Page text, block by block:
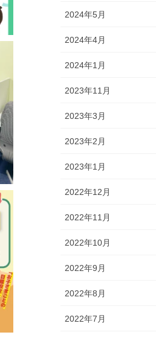
2024年5月
2024年4月
2024年1月
2023年11月
2023年3月
2023年2月
2023年1月
2022年12月
2022年11月
2022年10月
2022年9月
2022年8月
2022年7月